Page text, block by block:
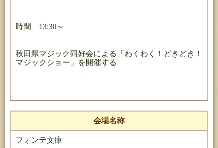
時間 13:30～
秋田県マジック同好会による「わくわく！どきどき！
マジックショー」を開催する
会場名称
フォンテ文庫